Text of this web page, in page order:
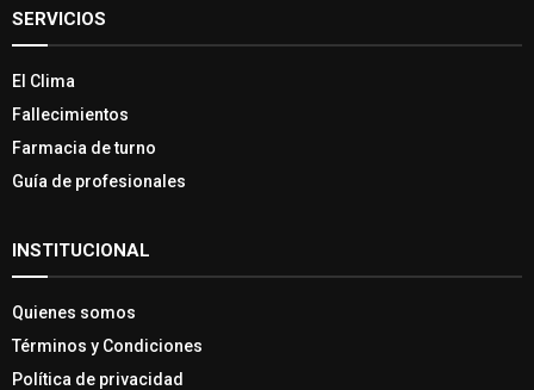
SERVICIOS
El Clima
Fallecimientos
Farmacia de turno
Guía de profesionales
INSTITUCIONAL
Quienes somos
Términos y Condiciones
Política de privacidad